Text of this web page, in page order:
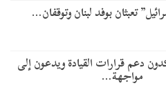
تعبثان بوفد لبنان وتوقفان…
دعم قرارات القيادة ويدعون إلى
مواجهة…